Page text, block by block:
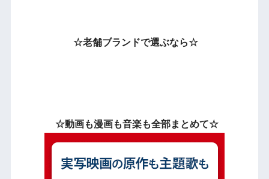
☆老舗ブランドで選ぶなら☆
☆動画も漫画も音楽も全部まとめて☆